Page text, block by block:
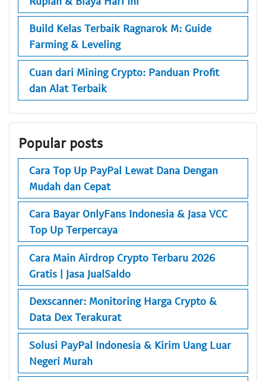
Build Kelas Terbaik Ragnarok M: Guide
Farming & Leveling
Cuan dari Mining Crypto: Panduan Profit
dan Alat Terbaik
Popular posts
Cara Top Up PayPal Lewat Dana Dengan
Mudah dan Cepat
Cara Bayar OnlyFans Indonesia & Jasa VCC
Top Up Terpercaya
Cara Main Airdrop Crypto Terbaru 2026
Gratis | Jasa JualSaldo
Dexscanner: Monitoring Harga Crypto &
Data Dex Terakurat
Solusi PayPal Indonesia & Kirim Uang Luar
Negeri Murah